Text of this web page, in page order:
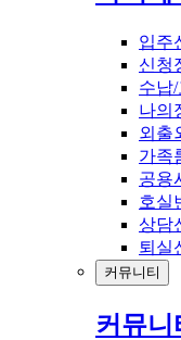
입주
신청
수납
나의
외출
가족
공용
호실
상담
퇴실
커뮤니티
커뮤니